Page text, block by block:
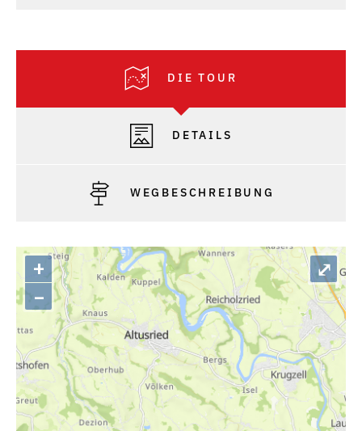
DIE TOUR
DETAILS
WEGBESCHREIBUNG
+
–
⤢